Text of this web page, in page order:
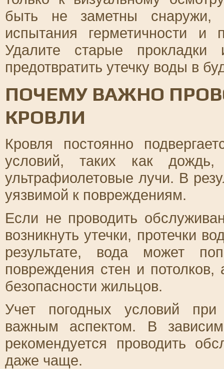
быть не заметны снаружи,
испытания герметичности и
Удалите старые
предотвратить утечку воды в
ПОЧЕМУ ВАЖНО
КРОВЛИ
Кровля постоянно
условий, таких как
ультрафиолетовые лучи. В
уязвимой к повреждениям.
Если не проводить
возникнуть утечки, протечки
результате, вода может
повреждения стен и
безопасности жильцов.
Учет погодных условий при
важным аспектом. В
рекомендуется проводить
даже чаще.